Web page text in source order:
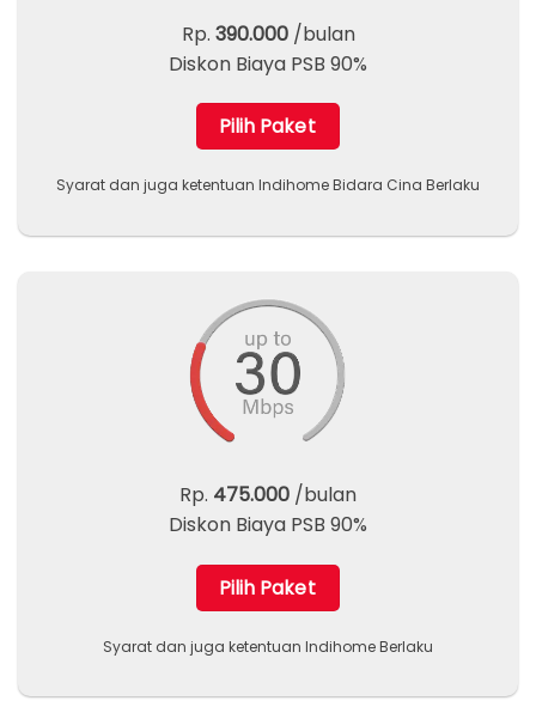
Rp. 390.000/bulan
Diskon Biaya PSB 90%
Pilih Paket
Syarat dan juga ketentuan Indihome Bidara Cina Berlaku
Rp. 475.000 /bulan
Diskon Biaya PSB 90%
Pilih Paket
Syarat dan juga ketentuan Indihome Berlaku